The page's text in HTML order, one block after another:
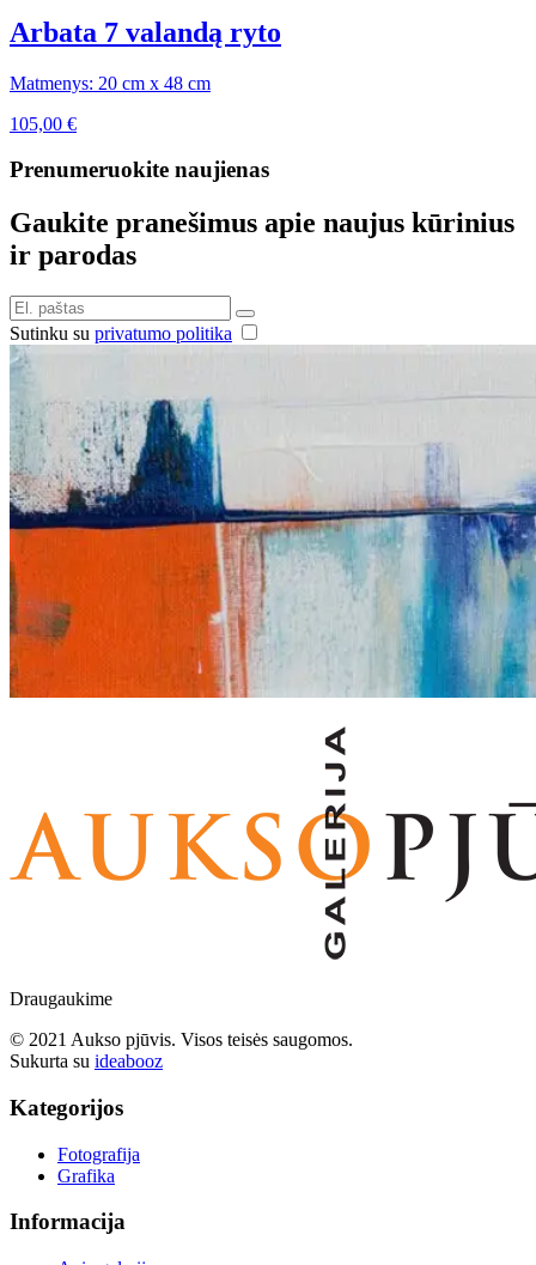
Arbata 7 valandą ryto
Matmenys: 20 cm x 48 cm
105,00 €
Prenumeruokite naujienas
Gaukite pranešimus apie naujus kūrinius
ir parodas
Sutinku su privatumo politika
Draugaukime
© 2021 Aukso pjūvis. Visos teisės saugomos.
Sukurta su ideabooz
Kategorijos
Fotografija
Grafika
Informacija